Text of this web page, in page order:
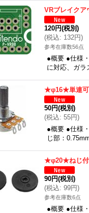
VRブレイクア
120円(税別)
(税込: 132円)
参考在庫数56点
●概要 ●仕様
に対応、ガ
★φ16★単連可
50円(税別)
(税込: 55円)
●概要 ●仕様
じ部：
★φ20★ねじ付
90円(税別)
(税込: 99円)
参考在庫数6点
●概要 ●仕様